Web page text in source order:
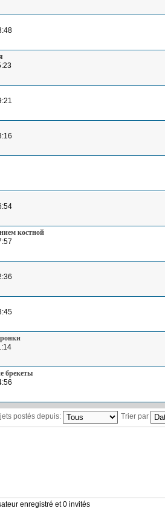
костной
брекеты
postés depuis: Trier par
enregistré et 0 invités